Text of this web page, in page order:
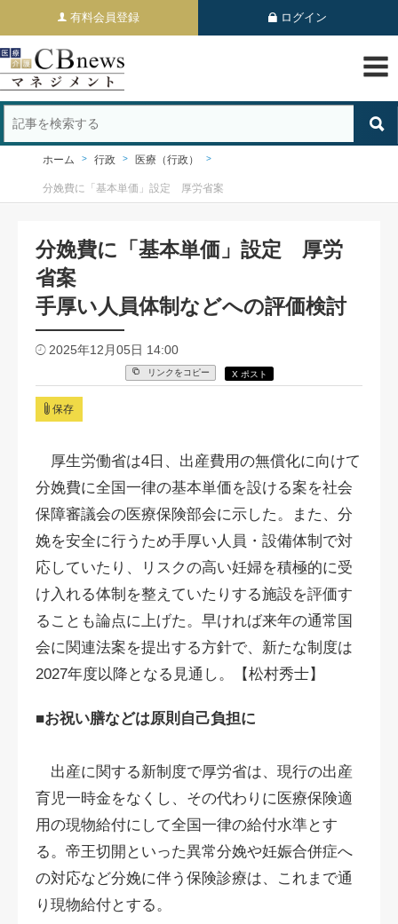
有料会員登録 ログイン
ホーム 行政 医療（行政）
分娩費に「基本単価」設定 厚労省案
分娩費に「基本単価」設定 厚労
省案
手厚い人員体制などへの評価検討
2025年12月05日 14:00
リンクをコピー X ポスト
保存
厚生労働省は4日、出産費用の無償化に向けて
分娩費に全国一律の基本単価を設ける案を社会
保障審議会の医療保険部会に示した。また、分
娩を安全に行うため手厚い人員・設備体制で対
応していたり、リスクの高い妊婦を積極的に受
け入れる体制を整えていたりする施設を評価す
ることも論点に上げた。早ければ来年の通常国
会に関連法案を提出する方針で、新たな制度は
2027年度以降となる見通し。【松村秀士】
■お祝い膳などは原則自己負担に
出産に関する新制度で厚労省は、現行の出産
育児一時金をなくし、その代わりに医療保険適
用の現物給付にして全国一律の給付水準とす
る。帝王切開といった異常分娩や妊娠合併症へ
の対応など分娩に伴う保険診療は、これまで通
り現物給付とする。